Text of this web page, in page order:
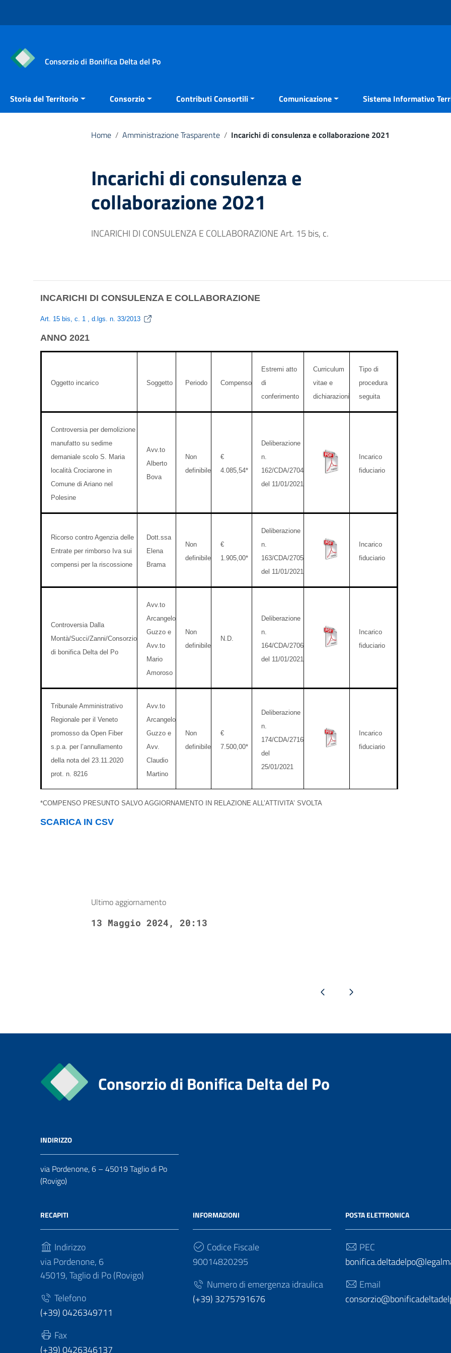
Consorzio di Bonifica Delta del Po
Storia del Territorio Consorzio Contributi Consortili Comunicazione Sistema Informativo
Home / Amministrazione Trasparente / Incarichi di consulenza e collaborazione 2021
Incarichi di consulenza e
collaborazione 2021
INCARICHI DI CONSULENZA E COLLABORAZIONE Art. 15 bis, c.
INCARICHI DI CONSULENZA E COLLABORAZIONE
Art. 15 bis, c. 1 , d.lgs. n. 33/2013
ANNO 2021
Oggetto incarico Soggetto Periodo Compenso
Estremi atto
di
conferimento
Curriculum
vitae e
dichiarazioni
Tipo di
procedura
seguita
Controversia per demolizione
manufatto su sedime
demaniale scolo S. Maria
località Crociarone in
Comune di Ariano nel
Polesine
Avv.to
Alberto
Bova
Non
definibile
€
4.085,54*
Deliberazione
n.
162/CDA/2704
del 11/01/2021
Incarico
fiduciario
Ricorso contro Agenzia delle
Entrate per rimborso Iva sui
compensi per la riscossione
Dott.ssa
Elena
Brama
Non
definibile
€
1.905,00*
Deliberazione
n.
163/CDA/2705
del 11/01/2021
Incarico
fiduciario
Controversia Dalla
Montà/Succi/Zanni/Consorzio
di bonifica Delta del Po
Avv.to
Arcangelo
Guzzo e
Avv.to
Mario
Amoroso
Non
definibile
N.D.
Deliberazione
n.
164/CDA/2706
del 11/01/2021
Incarico
fiduciario
Tribunale Amministrativo
Regionale per il Veneto
promosso da Open Fiber
s.p.a. per l’annullamento
della nota del 23.11.2020
prot. n. 8216
Avv.to
Arcangelo
Guzzo e
Avv.
Claudio
Martino
Non
definibile
€
7.500,00*
Deliberazione
n.
174/CDA/2716
del
25/01/2021
Incarico
fiduciario
*COMPENSO PRESUNTO SALVO AGGIORNAMENTO IN RELAZIONE ALL’ATTIVITA’ SVOLTA
SCARICA IN CSV
Ultimo aggiornamento
13 Maggio 2024, 20:13
Pagina precedentePagina successiva
Consorzio di Bonifica Delta del Po
INDIRIZZO
via Pordenone, 6 – 45019 Taglio di Po
(Rovigo)
RECAPITI
Indirizzo
via Pordenone, 6
45019, Taglio di Po (Rovigo)
Telefono
(+39) 0426349711
Fax
(+39) 0426346137
INFORMAZIONI
Codice Fiscale
90014820295
Numero di emergenza idraulica
(+39) 3275791676
POSTA ELETTRONICA
PEC
Email